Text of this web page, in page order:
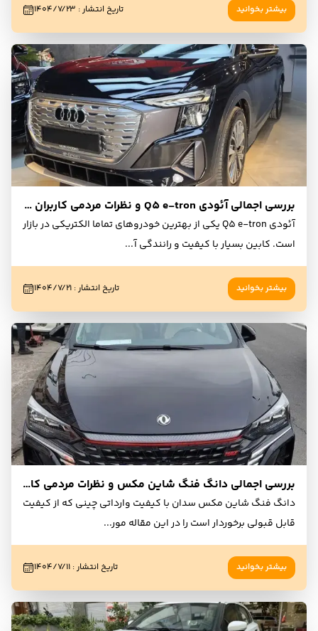
بیشتر بخوانید تاریخ انتشار: ۱۴۰۴/۷/۲۳
بررسی اجمالی آئودی Q5 e-tron و نظرات مردمی کاربران و مالکان
آئودی Q5 e-tron یکی از بهترین خودروهای تماما الکتریکی در بازار
است. کابین بسیار با کیفیت و رانندگی آ...
بیشتر بخوانید تاریخ انتشار: ۱۴۰۴/۷/۲۱
بررسی اجمالی دانگ فنگ شاین مکس و نظرات مردمی کاربران و مالکان
دانگ فنگ شاین مکس سدان با کیفیت وارداتی چینی که از کیفیت
قابل قبولی برخوردار است را در این مقاله مور...
بیشتر بخوانید تاریخ انتشار: ۱۴۰۴/۷/۱۱